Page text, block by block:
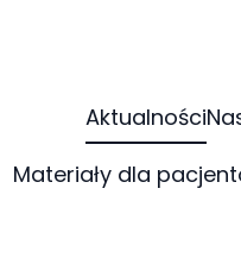
Aktualności
Materiały dla